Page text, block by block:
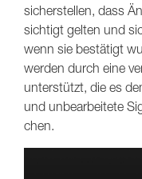
sicherstellen, dass
sichtigt gelten und
wenn sie bestätigt
werden durch eine
unterstützt, die es
und unbearbeitete
chen.